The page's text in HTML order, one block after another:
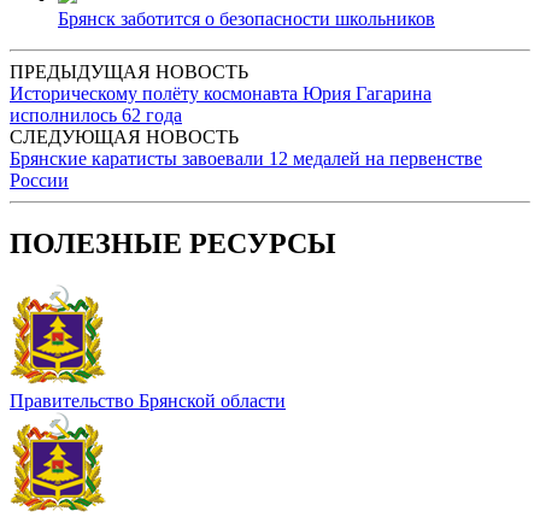
Брянск заботится о безопасности школьников
ПРЕДЫДУЩАЯ НОВОСТЬ
Историческому полёту космонавта Юрия Гагарина
исполнилось 62 года
СЛЕДУЮЩАЯ НОВОСТЬ
Брянские каратисты завоевали 12 медалей на первенстве
России
ПОЛЕЗНЫЕ РЕСУРСЫ
Правительство Брянской области